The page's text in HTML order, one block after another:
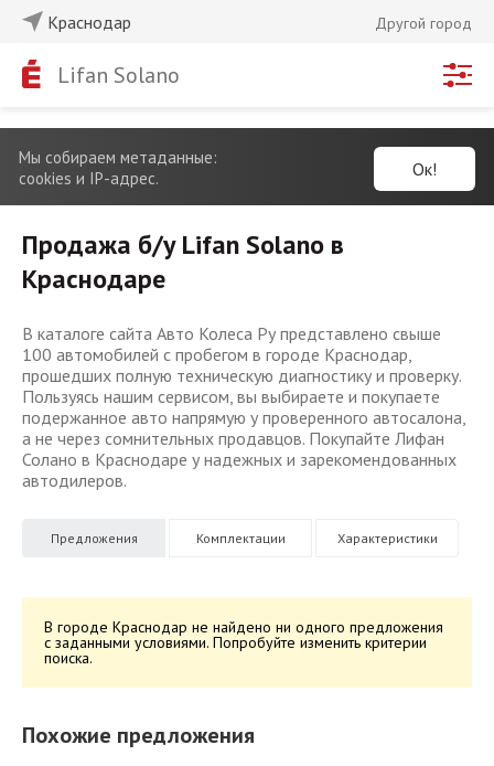
Краснодар Другой город
Lifan Solano
Мы собираем метаданные:
cookies и IP-адрес.
Ок!
Продажа б/у Lifan Solano в
Краснодаре
В каталоге сайта Авто Колеса Ру представлено свыше
100 автомобилей с пробегом в городе Краснодар,
прошедших полную техническую диагностику и проверку.
Пользуясь нашим сервисом, вы выбираете и покупаете
подержанное авто напрямую у проверенного автосалона,
а не через сомнительных продавцов. Покупайте Лифан
Солано в Краснодаре у надежных и зарекомендованных
автодилеров.
Предложения Комплектации Характеристики
В городе Краснодар не найдено ни одного предложения
с заданными условиями. Попробуйте изменить критерии
поиска.
Похожие предложения